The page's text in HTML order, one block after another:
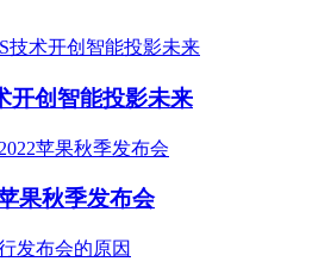
开创智能投影未来
果秋季发布会